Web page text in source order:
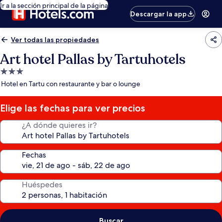
Ir a la sección principal de la página
Descargar la app
Ver todas las propiedades
Art hotel Pallas by Tartuhotels
Propiedad
de
estrellas
Hotel en Tartu con restaurante y bar o lounge
Elige las fechas para ver precios
¿A dónde quieres ir?
Fechas
Huéspedes